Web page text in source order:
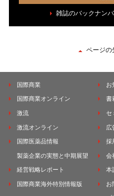
雑誌のバックナン
ページの
国際商業
国際商業オンライン
激流
激流オンライン
国際医薬品情報
製薬企業の実態と中期展望
経営戦略レポート
国際商業海外特別情報版
お
書
セ
広
採
会
本
お